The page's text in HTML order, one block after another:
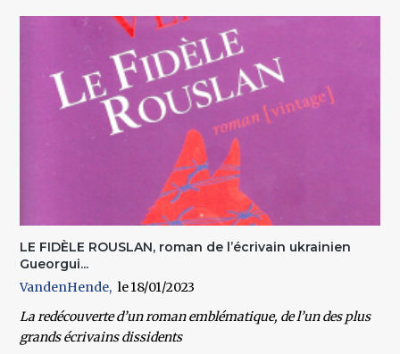
LE FIDÈLE ROUSLAN, roman de l’écrivain ukrainien
Gueorgui...
VandenHende
18/01/2023
La redécouverte d’un roman emblématique, de l’un des plus
grands écrivains dissidents